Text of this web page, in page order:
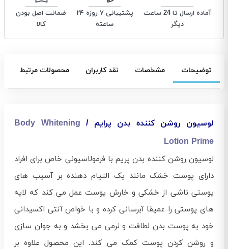
آماده ارسال تا 24 ساعت
دیگر
پشتیبانی ۷ روزه ۲۴
ساعته
ضمانت اصل بودن
کالا
توضیحات مشخصات نقد کاربران محصولات مرتبط
لوسیون روشن کننده بدن پرایم / Body Whitening
Lotion Prime
لوسیون روشن کننده بدن پریم با فرمولاسیونی خاص برای افراد
دارای پوست خشک مانند یک التیام دهنده بر آسیب های
پوستی ناشی از خشکی و خارش پوست عمل می کند که لایه
های پوستی را عمیقا آبرسانی کرده و با خواص آنتی اکسیدانی
خود به پوست بدن لطافت و نرمی می بخشد و به جوان سازی
و روشن کردن پوست کمک می کند. این محصول علاوه بر